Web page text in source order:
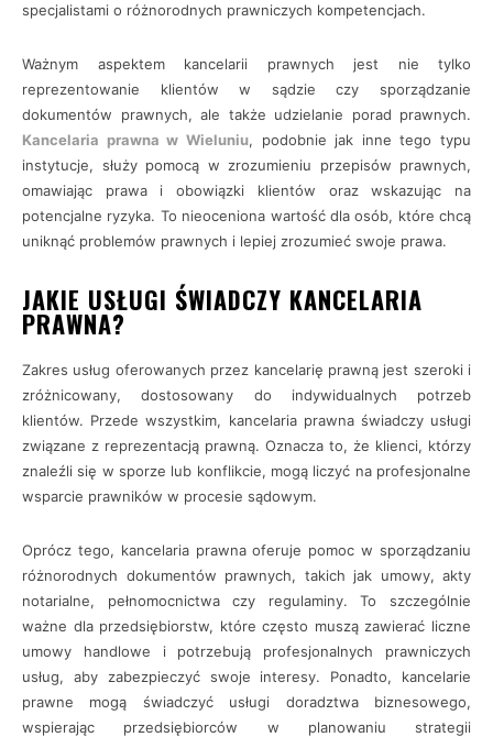
specjalistami o różnorodnych prawniczych kompetencjach.
Ważnym aspektem kancelarii prawnych jest nie tylko
reprezentowanie klientów w sądzie czy sporządzanie
dokumentów prawnych, ale także udzielanie porad prawnych.
Kancelaria prawna w Wieluniu, podobnie jak inne tego typu
instytucje, służy pomocą w zrozumieniu przepisów prawnych,
omawiając prawa i obowiązki klientów oraz wskazując na
potencjalne ryzyka. To nieoceniona wartość dla osób, które chcą
uniknąć problemów prawnych i lepiej zrozumieć swoje prawa.
JAKIE USŁUGI ŚWIADCZY KANCELARIA
PRAWNA?
Zakres usług oferowanych przez kancelarię prawną jest szeroki i
zróżnicowany, dostosowany do indywidualnych potrzeb
klientów. Przede wszystkim, kancelaria prawna świadczy usługi
związane z reprezentacją prawną. Oznacza to, że klienci, którzy
znaleźli się w sporze lub konflikcie, mogą liczyć na profesjonalne
wsparcie prawników w procesie sądowym.
Oprócz tego, kancelaria prawna oferuje pomoc w sporządzaniu
różnorodnych dokumentów prawnych, takich jak umowy, akty
notarialne, pełnomocnictwa czy regulaminy. To szczególnie
ważne dla przedsiębiorstw, które często muszą zawierać liczne
umowy handlowe i potrzebują profesjonalnych prawniczych
usług, aby zabezpieczyć swoje interesy. Ponadto, kancelarie
prawne mogą świadczyć usługi doradztwa biznesowego,
wspierając przedsiębiorców w planowaniu strategii